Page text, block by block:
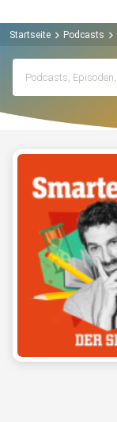
Startseite Podcasts